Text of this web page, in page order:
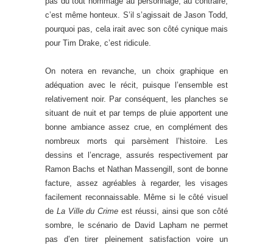
c’est même honteux. S’il s’agissait de Jason Todd,
pourquoi pas, cela irait avec son côté cynique mais
pour Tim Drake, c’est ridicule.
On notera en revanche, un choix graphique en
adéquation avec le récit, puisque l’ensemble est
relativement noir. Par conséquent, les planches se
situant de nuit et par temps de pluie apportent une
bonne ambiance assez crue, en complément des
nombreux morts qui parsèment l’histoire. Les
dessins et l’encrage, assurés respectivement par
Ramon Bachs et Nathan Massengill, sont de bonne
facture, assez agréables à regarder, les visages
facilement reconnaissable. Même si le côté visuel
de La Ville du Crime est réussi, ainsi que son côté
sombre, le scénario de David Lapham ne permet
pas d’en tirer pleinement satisfaction voire un